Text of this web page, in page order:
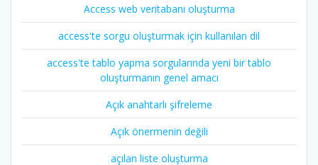
Access web veritabanı oluşturma
access'te sorgu oluşturmak için kullanılan dil
access'te tablo yapma sorgularında yeni bir tablo
oluşturmanın genel amacı
Açık anahtarlı şifreleme
Açık önermenin değili
açılan liste oluşturma